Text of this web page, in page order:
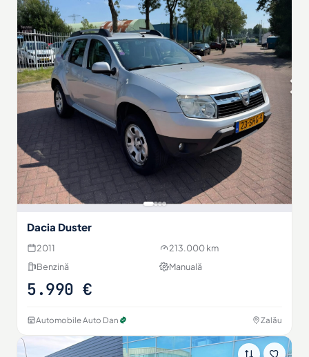
Dacia Duster
2011
213.000 km
Benzină
Manuală
5.990 €
Automobile Auto Dan Zalău